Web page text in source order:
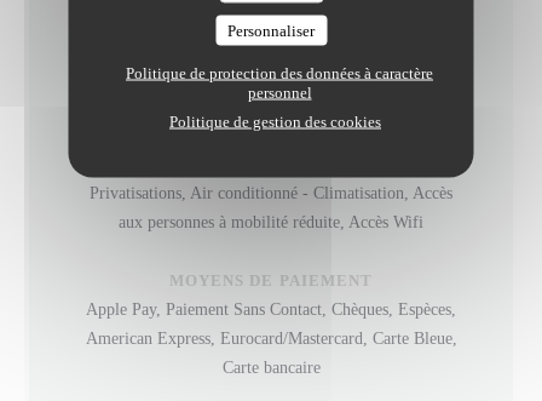
Personnaliser
Politique de protection des données à caractère
personnel
Politique de gestion des cookies
Fait maison, Produits frais
TYPE DE RESTAURANT
Bistronomique
Privatisations, Air conditionné - Climatisation, Accès
aux personnes à mobilité réduite, Accès Wifi
MOYENS DE PAIEMENT
Apple Pay, Paiement Sans Contact, Chèques, Espèces,
American Express, Eurocard/Mastercard, Carte Bleue,
Carte bancaire